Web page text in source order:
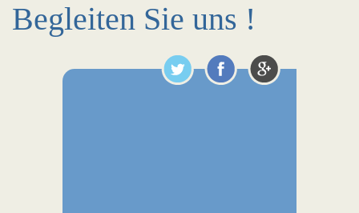
Begleiten Sie uns !